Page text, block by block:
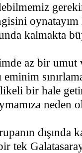
kalmakta
az bir umut
bir hale
neden
dışında
tek